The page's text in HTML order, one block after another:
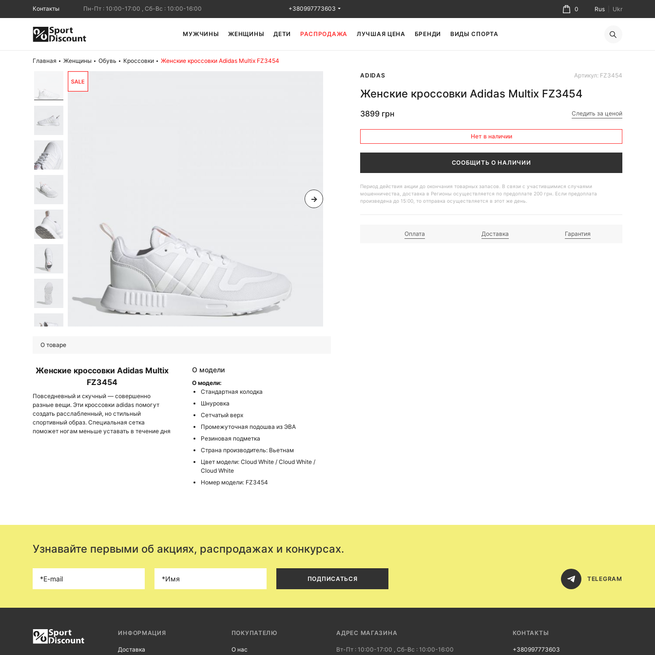
МУЖЧИНЫ ЖЕНЩИНЫ ДЕТИ РАСПРОДАЖА ЛУЧШАЯ ЦЕНА БРЕНДИ ВИДЫ СПОРТА
+380997773603
Контакты Пн-Пт : 10:00-17:00 , Сб-Вс : 10:00-16:00 0 Rus Ukr
Главная Женщины Обувь Кроссовки
Женские кроссовки Adidas Multix FZ3454
ADIDAS
Артикул: FZ3454
Женские кроссовки Adidas Multix FZ3454
3899 грн Следить за ценой
Нет в наличии
СООБЩИТЬ О НАЛИЧИИ
Период действия акции до окончания товарных запасов. В связи с участившимися случаями
мошенничества, доставка в Регионы осуществляется по предоплате 200 грн. Если предоплата
произведена до 15:00, то отправка осуществляется в этот же день.
Оплата Доставка Гарантия
О товаре
Женские кроссовки Adidas Multix
FZ3454
Повседневный и скучный — совершенно
разные вещи. Эти кроссовки adidas помогут
создать расслабленный, но стильный
спортивный образ. Специальная сетка
поможет ногам меньше уставать в течение дня
О модели
О модели:
Стандартная колодка
Шнуровка
Сетчатый верх
Промежуточная подошва из ЭВА
Резиновая подметка
Страна производитель: Вьетнам
Цвет модели: Cloud White / Cloud White /
Cloud White
Номер модели: FZ3454
Узнавайте первыми об акциях, распродажах и конкурсах.
ПОДПИСАТЬСЯ TELEGRAM
ИНФОРМАЦИЯ
Доставка
ПОКУПАТЕЛЮ
О нас
АДРЕС МАГАЗИНА
Вт-Пт : 10:00-17:00 , Сб-Вс : 10:00-16:00
КОНТАКТЫ
+380997773603